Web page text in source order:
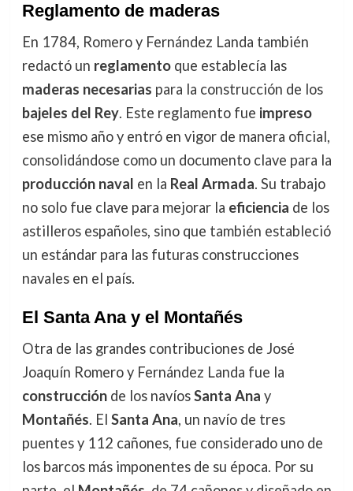
Reglamento de maderas
En 1784, Romero y Fernández Landa también
redactó un reglamentoque establecía las
maderas necesarias para la construcción de los
bajeles del Rey. Este reglamento fue impreso
ese mismo año y entró en vigor de manera oficial,
consolidándose como un documento clave para la
producción naval en la Real Armada. Su trabajo
no solo fue clave para mejorar la eficiencia de los
astilleros españoles, sino que también estableció
un estándar para las futuras construcciones
navales en el país.
El Santa Ana y el Montañés
Otra de las grandes contribuciones de José
Joaquín Romero y Fernández Landa fue la
construcciónde los navíosSanta Ana y
Montañés. El Santa Ana, un navío de tres
puentes y 112 cañones, fue considerado uno de
los barcos más imponentes de su época. Por su